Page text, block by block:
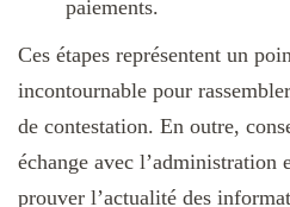
paiements.
Ces étapes représentent un
incontournable pour
de contestation. En outre,
échange avec l’administration
prouver l’actualité des